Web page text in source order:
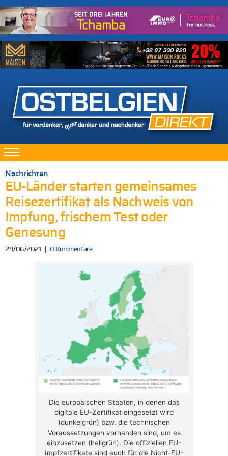
Nachrichten
EU-Länder starten gemeinsames
Reisezertifikat als Nachweis von
Impfung, frischem Test oder
Genesung
29/06/2021 0 Kommentare
Die europäischen Staaten, in denen das
digitale EU-Zertifikat eingesetzt wird
(dunkelgrün) bzw. die technischen
Voraussetzungen vorhanden sind, um es
einzusetzen (hellgrün). Die offiziellen EU-
Impfzertifikate sind auch für die Nicht-EU-